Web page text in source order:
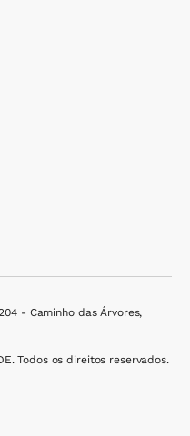
- Caminho das Árvores,
Todos os direitos reservados.